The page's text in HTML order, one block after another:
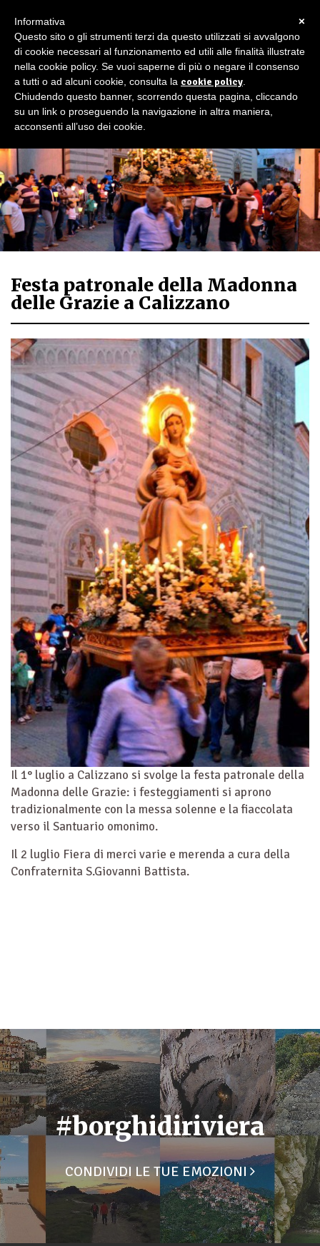
Festa patronale della Madonna
delle Grazie a Calizzano
Il 1° luglio a Calizzano si svolge la festa patronale della
Madonna delle Grazie: i festeggiamenti si aprono
tradizionalmente con la messa solenne e la fiaccolata
verso il Santuario omonimo.
Il 2 luglio Fiera di merci varie e merenda a cura della
Confraternita S.Giovanni Battista.
#borghidiriviera
CONDIVIDI LE TUE EMOZIONI
×
Informativa
Questo sito o gli strumenti terzi da questo utilizzati si avvalgono
di cookie necessari al funzionamento ed utili alle finalità illustrate
nella cookie policy. Se vuoi saperne di più o negare il consenso
a tutti o ad alcuni cookie, consulta la cookie policy
Chiudendo questo banner, scorrendo questa pagina, cliccando
su un link o proseguendo la navigazione in altra maniera,
acconsenti all’uso dei cookie.